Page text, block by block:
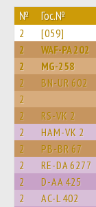
№ Гос.№
2 [059]
2 WAF-PA 202
2 MG-258
2 BN-UR 602
2
2 RS-VK 2
2 HAM-VK 2
2 PB-BR 67
2 RE-DA 6277
2 D-AA 425
2 AC-L 402